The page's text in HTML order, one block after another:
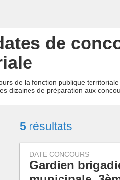
de
de la fonction publique
dizaines de préparation aux
5 résultats
DATE CONCOURS
Gardien